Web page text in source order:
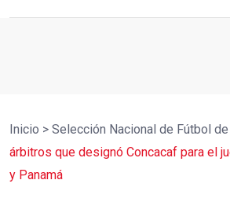
Inicio > Selección Nacional de Fútbol de
árbitros que designó Concacaf para el
y Panamá